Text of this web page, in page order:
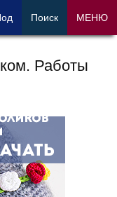
Работы
Поиск МЕНЮ